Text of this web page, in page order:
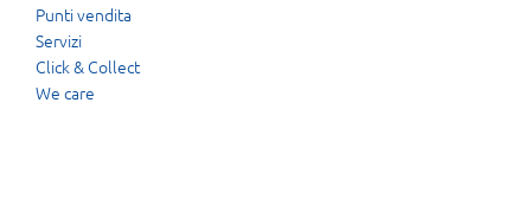
Punti vendita
Servizi
Click & Collect
We care